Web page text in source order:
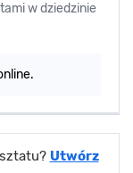
w dziedzinie
Utwórz